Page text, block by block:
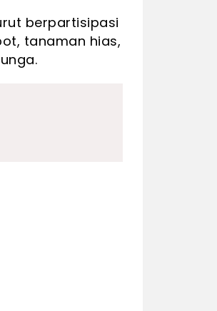
berpartisipasi
tanaman hias,